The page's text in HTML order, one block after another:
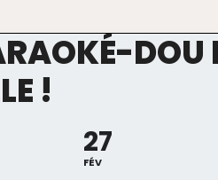
DOU
!
27
FÉV